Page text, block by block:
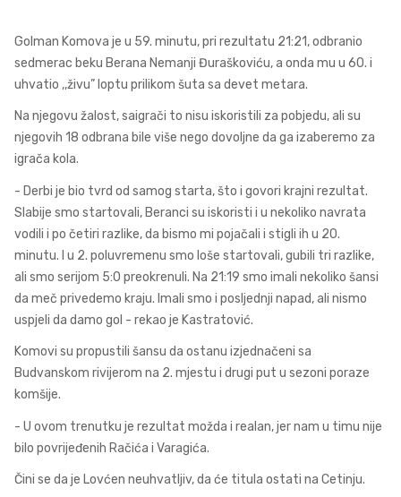
Golman Komova je u 59. minutu, pri rezultatu 21:21, odbranio
sedmerac beku Berana Nemanji Đuraškoviću, a onda mu u 60. i
uhvatio ,,živu” loptu prilikom šuta sa devet metara.
Na njegovu žalost, saigrači to nisu iskoristili za pobjedu, ali su
njegovih 18 odbrana bile više nego dovoljne da ga izaberemo za
igrača kola.
- Derbi je bio tvrd od samog starta, što i govori krajni rezultat.
Slabije smo startovali, Beranci su iskoristi i u nekoliko navrata
vodili i po četiri razlike, da bismo mi pojačali i stigli ih u 20.
minutu. I u 2. poluvremenu smo loše startovali, gubili tri razlike,
ali smo serijom 5:0 preokrenuli. Na 21:19 smo imali nekoliko šansi
da meč privedemo kraju. Imali smo i posljednji napad, ali nismo
uspjeli da damo gol - rekao je Kastratović.
Komovi su propustili šansu da ostanu izjednačeni sa
Budvanskom rivijerom na 2. mjestu i drugi put u sezoni poraze
komšije.
- U ovom trenutku je rezultat možda i realan, jer nam u timu nije
bilo povrijeđenih Račića i Varagića.
Čini se da je Lovćen neuhvatljiv, da će titula ostati na Cetinju.